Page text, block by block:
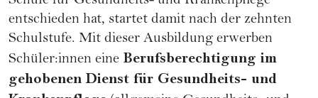
entschieden hat, startet damit nach der zehnten
Schulstufe. Mit dieser Ausbildung erwerben
Schüler:innen eine Berufsberechtigung im
gehobenen Dienst für Gesundheits- und